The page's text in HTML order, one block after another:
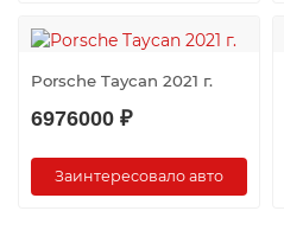
Porsche Taycan 2021 г.
6976000 ₽
Заинтересовало авто